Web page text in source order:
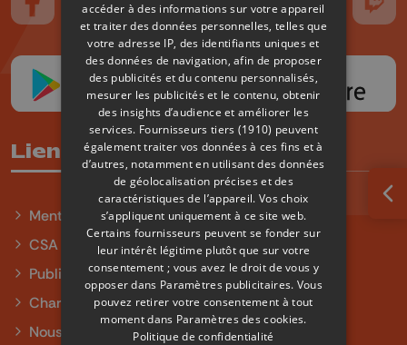
Suivez-nous sur FaceBook
Suivez-nous sur Instagram
Suivez-nous sur TikTok
Suivez-nous sur YouTube
Suivez-nous
Liens utiles
Mentions légales
CSA
Publicité
Charte sur l'égalité et la diversité
Nous contacter
accéder à des informations sur votre appareil
et traiter des données personnelles, telles que
votre adresse IP, des identifiants uniques et
des données de navigation, afin de proposer
des publicités et du contenu personnalisés,
mesurer les publicités et le contenu, obtenir
des insights d’audience et améliorer les
services. Fournisseurs tiers (1910) peuvent
également traiter vos données à ces fins et à
d’autres, notamment en utilisant des données
de géolocalisation précises et des
caractéristiques de l’appareil. Vos choix
s’appliquent uniquement à ce site web.
Certains fournisseurs peuvent se fonder sur
leur intérêt légitime plutôt que sur votre
consentement ; vous avez le droit de vous y
opposer dans Paramètres publicitaires. Vous
pouvez retirer votre consentement à tout
moment dans Paramètres des cookies.
Politique de confidentialité